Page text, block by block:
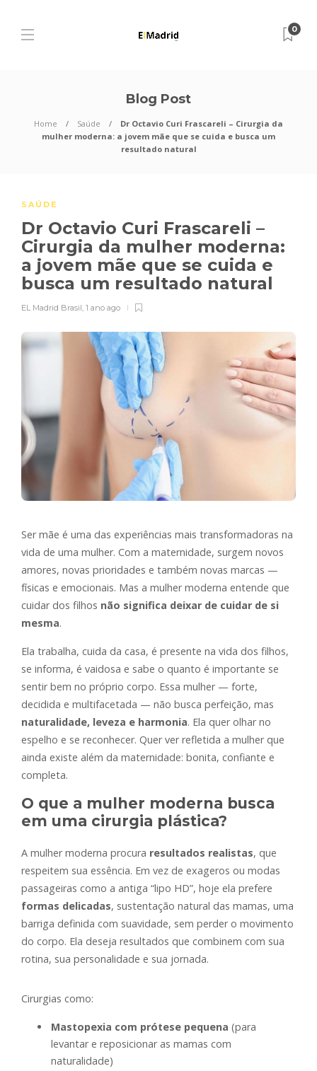
0
Blog Post
Home Saúde
Dr Octavio Curi Frascareli – Cirurgia da
mulher moderna: a jovem mãe que se cuida e busca um
resultado natural
SAÚDE
Dr Octavio Curi Frascareli –
Cirurgia da mulher moderna:
a jovem mãe que se cuida e
busca um resultado natural
EL Madrid Brasil, 1 ano ago
Ser mãe é uma das experiências mais transformadoras na
vida de uma mulher. Com a maternidade, surgem novos
amores, novas prioridades e também novas marcas —
físicas e emocionais. Mas a mulher moderna entende que
cuidar dos filhos não significa deixar de cuidar de si
mesma.
Ela trabalha, cuida da casa, é presente na vida dos filhos,
se informa, é vaidosa e sabe o quanto é importante se
sentir bem no próprio corpo. Essa mulher — forte,
decidida e multifacetada — não busca perfeição, mas
naturalidade, leveza e harmonia. Ela quer olhar no
espelho e se reconhecer. Quer ver refletida a mulher que
ainda existe além da maternidade: bonita, confiante e
completa.
O que a mulher moderna busca
em uma cirurgia plástica?
A mulher moderna procura resultados realistas, que
respeitem sua essência. Em vez de exageros ou modas
passageiras como a antiga “lipo HD”, hoje ela prefere
formas delicadas, sustentação natural das mamas, uma
barriga definida com suavidade, sem perder o movimento
do corpo. Ela deseja resultados que combinem com sua
rotina, sua personalidade e sua jornada.
Cirurgias como:
Mastopexia com prótese pequena (para
levantar e reposicionar as mamas com
naturalidade)